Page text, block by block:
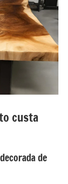
custa
de